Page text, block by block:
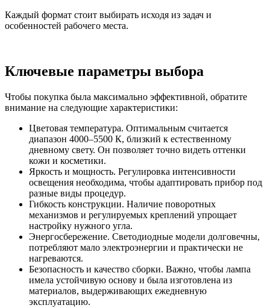
Каждый формат стоит выбирать исходя из задач и
особенностей рабочего места.
Ключевые параметры выбора
Чтобы покупка была максимально эффективной, обратите
внимание на следующие характеристики:
Цветовая температура. Оптимальным считается
диапазон 4000–5500 К, близкий к естественному
дневному свету. Он позволяет точно видеть оттенки
кожи и косметики.
Яркость и мощность. Регулировка интенсивности
освещения необходима, чтобы адаптировать прибор под
разные виды процедур.
Гибкость конструкции. Наличие поворотных
механизмов и регулируемых креплений упрощает
настройку нужного угла.
Энергосбережение. Светодиодные модели долговечны,
потребляют мало электроэнергии и практически не
нагреваются.
Безопасность и качество сборки. Важно, чтобы лампа
имела устойчивую основу и была изготовлена из
материалов, выдерживающих ежедневную
эксплуатацию.